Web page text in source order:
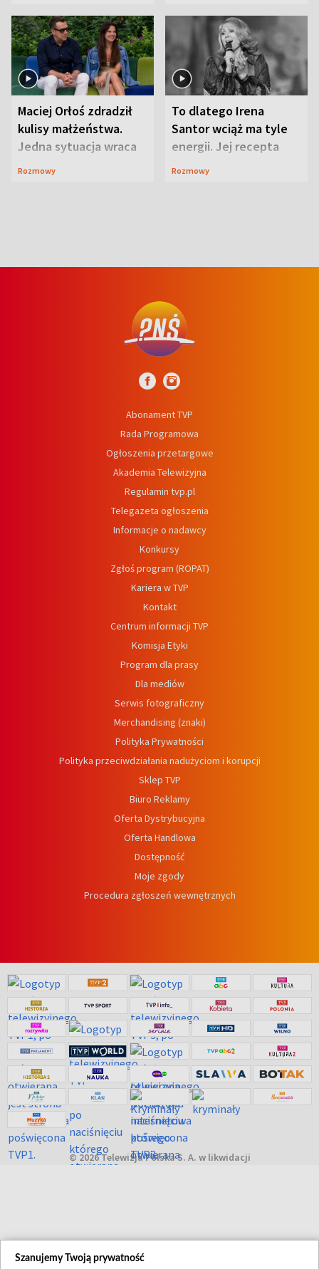
Maciej Orłoś zdradził
kulisy małżeństwa.
Jedna sytuacja wraca
jak bumerang
Rozmowy
To dlatego Irena
Santor wciąż ma tyle
energii. Jej recepta
jest zaskakująco
Rozmowy
Abonament TVP
Rada Programowa
Ogłoszenia przetargowe
Akademia Telewizyjna
Regulamin tvp.pl
Telegazeta ogłoszenia
Informacje o nadawcy
Konkursy
Zgłoś program (ROPAT)
Kariera w TVP
Kontakt
Centrum informacji TVP
Komisja Etyki
Program dla prasy
Dla mediów
Serwis fotograficzny
Merchandising (znaki)
Polityka Prywatności
Polityka przeciwdziałania nadużyciom i korupcji
Sklep TVP
Biuro Reklamy
Oferta Dystrybucyjna
Oferta Handlowa
Dostępność
Moje zgody
Procedura zgłoszeń wewnętrznych
© 2026 Telewizja Polska S. A. w likwidacji
Szanujemy Twoją prywatność